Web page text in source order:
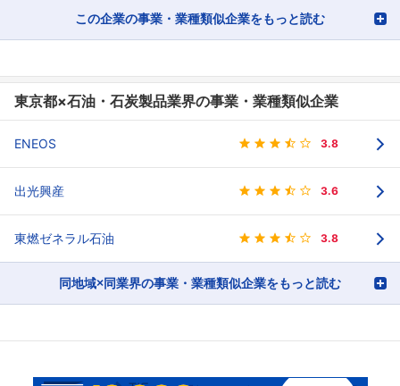
この企業の事業・業種類似企業をもっと読む
東京都×石油・石炭製品業界の事業・業種類似企業
ENEOS 3.8
出光興産 3.6
東燃ゼネラル石油 3.8
同地域×同業界の事業・業種類似企業をもっと読む